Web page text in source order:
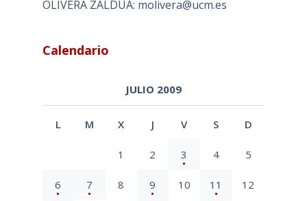
OLIVERA ZALDUA: molivera@ucm.es
Calendario
JULIO 2009
L M X J V S D
1 2 3 4 5
6 7 8 9 10 11 12